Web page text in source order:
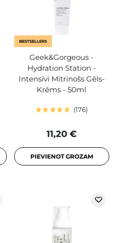
BESTSELLERS
Geek&Gorgeous -
Hydration Station -
Intensīvi Mitrinošs Gēls-
Krēms - 50ml
176
11,20 €
PIEVIENOT GROZAM